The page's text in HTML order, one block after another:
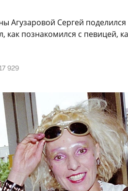
Агузаровой Сергей
как познакомился с певицей,
929